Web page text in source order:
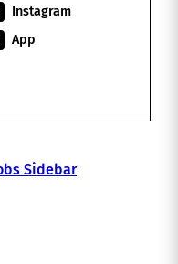
Instagram
App